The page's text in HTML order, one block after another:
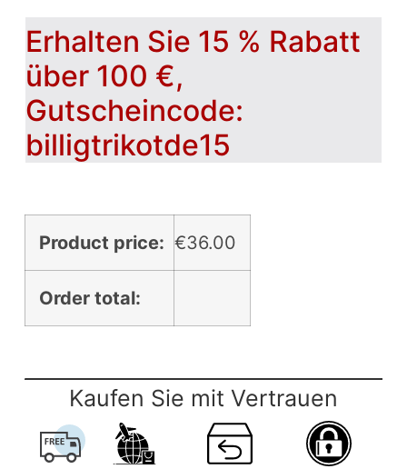
Erhalten Sie 15 % Rabatt
über 100 €,
Gutscheincode:
billigtrikotde15
Product price: €36.00
Order total:
Kaufen Sie mit Vertrauen